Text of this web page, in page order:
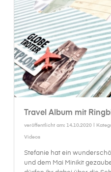
Travel Album mit
veröffentlicht am: 14.10.2020 |
Videos
Stefanie hat ein
und dem Mai Minikit